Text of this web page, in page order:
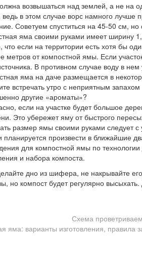
возвышаться над землей, а не на
в этом случае ворс намного лучше
Советуем спуститься на 45-50 см,
яма своими руками имеет ширину
что если на территории есть хотя бы
метров от компостной ямы. Если
В противном случае воду в нем
яма на даче размещается в
встречать утро с неприятным
другие «ароматы»?
если на участке будет большое
Это убережет яму от быстрого
размер ямы своими руками следует с
планируется произвести в ближайшие
для компостной ямы по
и набора компоста.
дно из шифера, не накрывайте
но компост будет регулярно
Схема